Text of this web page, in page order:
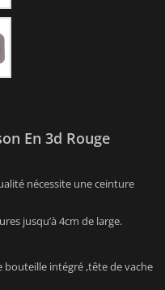
En 3d Rouge
nécessite une ceinture
jusqu’à 4cm de large.
bouteille intégré ,tête de vache